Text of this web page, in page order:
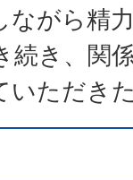
ながら精
続き、関
いただき